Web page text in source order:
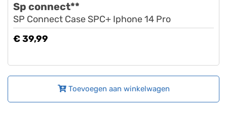
Sp connect**
SP Connect Case SPC+ Iphone 14 Pro
€ 39,99
Toevoegen aan winkelwagen